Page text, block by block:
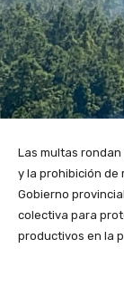
Las multas rondan
y la prohibición de
Gobierno
colectiva para
productivos en la